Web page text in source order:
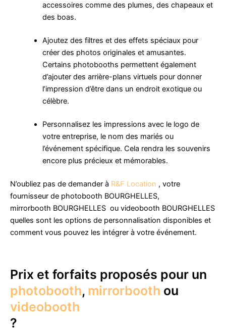
accessoires comme des plumes, des chapeaux et
des boas.
Ajoutez des filtres et des effets spéciaux pour
créer des photos originales et amusantes.
Certains photobooths permettent également
d’ajouter des arrière-plans virtuels pour donner
l’impression d’être dans un endroit exotique ou
célèbre.
Personnalisez les impressions avec le logo de
votre entreprise, le nom des mariés ou
l’événement spécifique. Cela rendra les souvenirs
encore plus précieux et mémorables.
N’oubliez pas de demander à R&F Location , votre
fournisseur de photobooth BOURGHELLES,
mirrorbooth BOURGHELLES ou videobooth BOURGHELLES
quelles sont les options de personnalisation disponibles et
comment vous pouvez les intégrer à votre événement.
Prix et forfaits proposés pour un
photobooth, mirrorbooth ou
videobooth
?